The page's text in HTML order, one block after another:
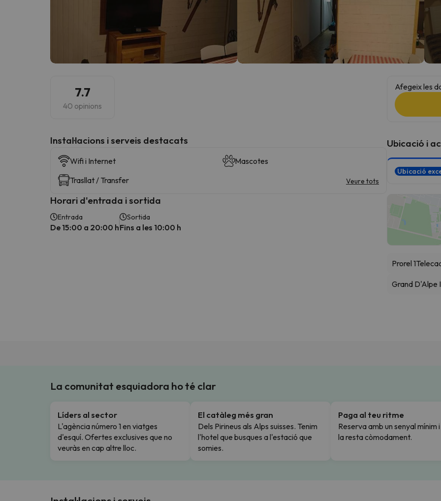
7.7
40 opinions
Instal·lacions i serveis destacats
Wifi i Internet
Mascotes
Trasllat / Transfer
Veure tots
Horari d'entrada i sortida
Entrada
De 15:00 a 20:00 h
Sortida
Fins a les 10:00 h
Afegeix les
Ubicació i
Ubicació
Prorel 1
Grand D'Alpe I
La comunitat esquiadora ho té clar
Líders al sector
L'agència número 1 en viatges
d'esquí. Ofertes exclusives que no
veuràs en cap altre lloc.
El catàleg més gran
Dels Pirineus als Alps suisses. Tenim
l'hotel que busques a l'estació que
somies.
Paga al teu ritme
Reserva amb un senyal mínim
la resta còmodament.